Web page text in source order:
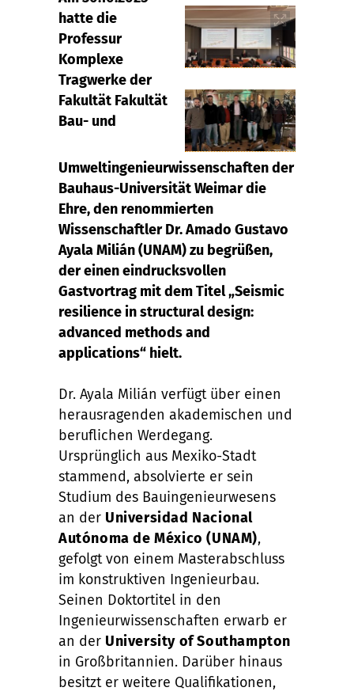
hatte die
Professur
Komplexe
Tragwerke der
Fakultät Fakultät
Bau- und
Umweltingenieurwissenschaften der
Bauhaus-Universität Weimar die
Ehre, den renommierten
Wissenschaftler Dr. Amado Gustavo
Ayala Milián (UNAM) zu begrüßen,
der einen eindrucksvollen
Gastvortrag mit dem Titel „Seismic
resilience in structural design:
advanced methods and
applications“ hielt.
Dr. Ayala Milián verfügt über einen
herausragenden akademischen und
beruflichen Werdegang.
Ursprünglich aus Mexiko-Stadt
stammend, absolvierte er sein
Studium des Bauingenieurwesens
an der Universidad Nacional
Autónoma de México (UNAM),
gefolgt von einem Masterabschluss
im konstruktiven Ingenieurbau.
Seinen Doktortitel in den
Ingenieurwissenschaften erwarb er
an der University of Southampton
in Großbritannien. Darüber hinaus
besitzt er weitere Qualifikationen,